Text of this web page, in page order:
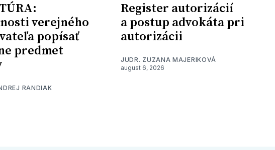
verejného
popísať
predmet
RANDIAK
Register autorizácií
a postup advokáta pri
autorizácii
JUDR. ZUZANA MAJERIKOVÁ
august 6, 2026